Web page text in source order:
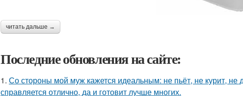
читать дальше →
Последние обновления на сайте:
1. Со стороны мой муж кажется идеальным: не пьёт, не курит, не
справляется отлично, да и готовит лучше многих.